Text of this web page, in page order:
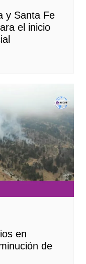
y Santa Fe
el inicio
en
de